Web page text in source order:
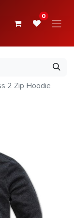
0
2 Zip Hoodie